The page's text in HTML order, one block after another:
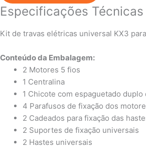
Especificações Técnicas
Kit de travas elétricas universal KX3
Conteúdo da Embalagem:
2 Motores 5 fios
1 Centralina
1 Chicote com espaguetado duplo
4 Parafusos de fixação dos
2 Cadeados para fixação das
2 Suportes de fixação universais
2 Hastes universais